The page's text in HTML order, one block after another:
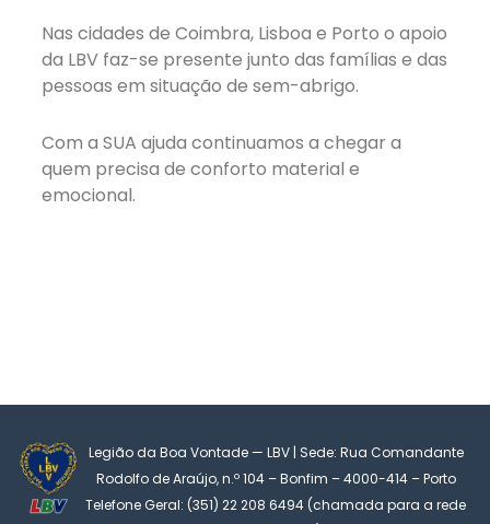
Nas cidades de Coimbra, Lisboa e Porto o apoio
da LBV faz-se presente junto das famílias e das
pessoas em situação de sem-abrigo.
Com a SUA ajuda continuamos a chegar a
quem precisa de conforto material e
emocional.
Legião da Boa Vontade — LBV | Sede: Rua Comandante
Rodolfo de Araújo, n.º 104 – Bonfim – 4000-414 – Porto
Telefone Geral: (351) 22 208 6494 (chamada para a rede